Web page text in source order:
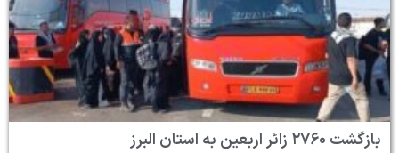
بازگشت ۲۷۶۰ زائر اربعین به استان البرز